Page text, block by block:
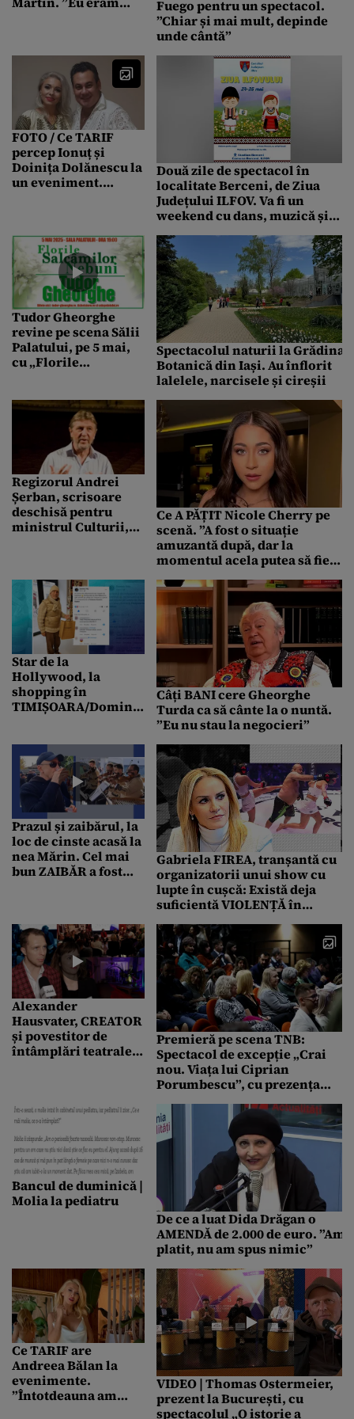
Fuego pentru un spectacol.
”Chiar și mai mult, depinde
unde cântă”
FOTO / Ce TARIF
percep Ionuț și
Doinița Dolănescu la
un eveniment.
Două zile de spectacol în
localitate Berceni, de Ziua
Județului ILFOV. Va fi un
weekend cu dans, muzică și
localitate
Tudor Gheorghe
revine pe scena Sălii
Palatului, pe 5 mai,
cu „Florile
în vânzare
Spectacolul naturii la Grădina
Botanică din Iași. Au înflorit
lalelele, narcisele și cireșii
Regizorul Andrei
Șerban, scrisoare
deschisă pentru
ministrul Culturii,
„RISCURILE vor fi
imense”
Ce A PĂȚIT Nicole Cherry pe
scenă. ”A fost o situație
amuzantă după, dar la
momentul acela putea să fie
Star de la
Hollywood, la
shopping în
TIMIȘOARA/Dominic
magazin de
suveniruri
Câți BANI cere Gheorghe
Turda ca să cânte la o nuntă.
”Eu nu stau la negocieri”
Prazul și zaibărul, la
loc de cinste acasă la
nea Mărin. Cel mai
bun ZAIBĂR a fost
Gabriela FIREA, tranșantă cu
organizatorii unui show cu
lupte în cușcă: Există deja
suficientă VIOLENȚĂ în
Alexander
Hausvater, CREATOR
și povestitor de
întâmplări teatrale,
rămâne pentru
totdeauna”
Premieră pe scena TNB:
Spectacol de excepție „Crai
nou. Viața lui Ciprian
Porumbescu”, cu prezența
compozitor
Bancul de duminică |
Molia la pediatru
De ce a luat Dida Drăgan o
AMENDĂ de 2.000 de euro. ”Am
platit, nu am spus nimic”
Ce TARIF are
Andreea Bălan la
evenimente.
”Întotdeauna am
VIDEO | Thomas Ostermeier,
prezent la București, cu
spectacolul „O istorie a